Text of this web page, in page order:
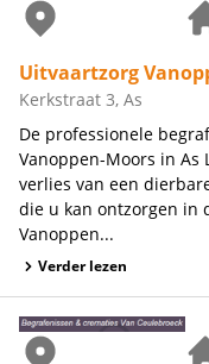
Uitvaartzorg
Kerkstraat 3, As
De professionele
Vanoppen-Moors in
verlies van een
die u kan ontzorgen in
Vanoppen...
Verder lezen